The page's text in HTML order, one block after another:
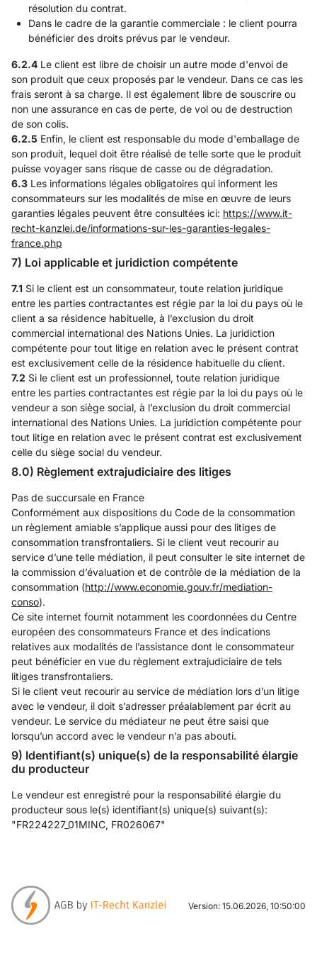
résolution du contrat.
Dans le cadre de la garantie commerciale : le client pourra
bénéficier des droits prévus par le vendeur.
6.2.4 Le client est libre de choisir un autre mode d'envoi de
son produit que ceux proposés par le vendeur. Dans ce cas les
frais seront à sa charge. Il est également libre de souscrire ou
non une assurance en cas de perte, de vol ou de destruction
de son colis.
6.2.5 Enfin, le client est responsable du mode d'emballage de
son produit, lequel doit être réalisé de telle sorte que le produit
puisse voyager sans risque de casse ou de dégradation.
6.3 Les informations légales obligatoires qui informent les
consommateurs sur les modalités de mise en œuvre de leurs
garanties légales peuvent être consultées ici: https://www.it-
recht-kanzlei.de/informations-sur-les-garanties-legales-
france.php
7) Loi applicable et juridiction compétente
7.1 Si le client est un consommateur, toute relation juridique
entre les parties contractantes est régie par la loi du pays où le
client a sa résidence habituelle, à l’exclusion du droit
commercial international des Nations Unies. La juridiction
compétente pour tout litige en relation avec le présent contrat
est exclusivement celle de la résidence habituelle du client.
7.2 Si le client est un professionnel, toute relation juridique
entre les parties contractantes est régie par la loi du pays où le
vendeur a son siège social, à l’exclusion du droit commercial
international des Nations Unies. La juridiction compétente pour
tout litige en relation avec le présent contrat est exclusivement
celle du siège social du vendeur.
8.0) Règlement extrajudiciaire des litiges
Pas de succursale en France
Conformément aux dispositions du Code de la consommation
un règlement amiable s’applique aussi pour des litiges de
consommation transfrontaliers. Si le client veut recourir au
service d’une telle médiation, il peut consulter le site internet de
la commission d’évaluation et de contrôle de la médiation de la
consommation (http://www.economie.gouv.fr/mediation-
conso).
Ce site internet fournit notamment les coordonnées du Centre
européen des consommateurs France et des indications
relatives aux modalités de l’assistance dont le consommateur
peut bénéficier en vue du règlement extrajudiciaire de tels
litiges transfrontaliers.
Si le client veut recourir au service de médiation lors d’un litige
avec le vendeur, il doit s’adresser préalablement par écrit au
vendeur. Le service du médiateur ne peut être saisi que
lorsqu’un accord avec le vendeur n’a pas abouti.
9) Identifiant(s) unique(s) de la responsabilité élargie
du producteur
Le vendeur est enregistré pour la responsabilité élargie du
producteur sous le(s) identifiant(s) unique(s) suivant(s):
"FR224227_01MINC, FR026067"
Version: 15.06.2026, 10:50:00